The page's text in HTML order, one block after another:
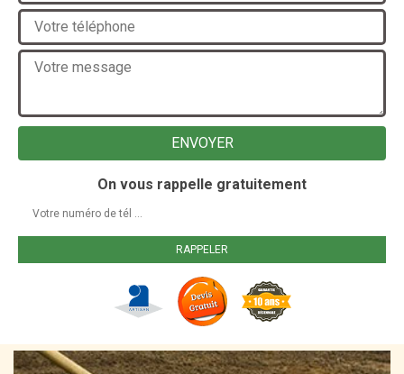
On vous rappelle gratuitement